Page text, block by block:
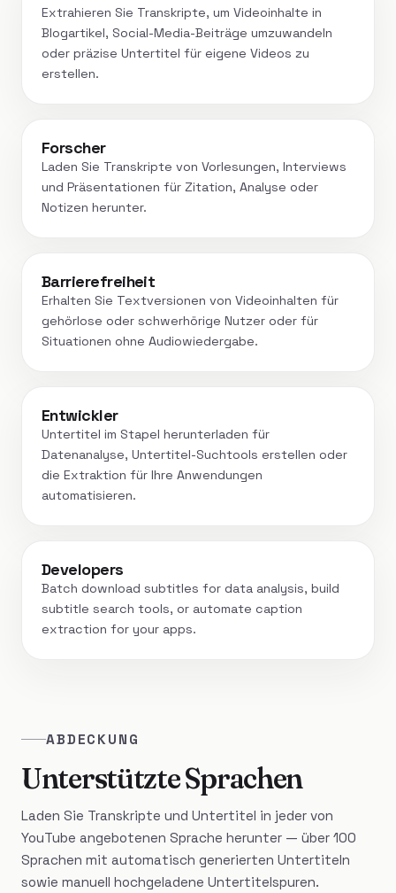
Extrahieren Sie Transkripte, um Videoinhalte in
Blogartikel, Social-Media-Beiträge umzuwandeln
oder präzise Untertitel für eigene Videos zu
erstellen.
Forscher
Laden Sie Transkripte von Vorlesungen, Interviews
und Präsentationen für Zitation, Analyse oder
Notizen herunter.
Barrierefreiheit
Erhalten Sie Textversionen von Videoinhalten für
gehörlose oder schwerhörige Nutzer oder für
Situationen ohne Audiowiedergabe.
Entwickler
Untertitel im Stapel herunterladen für
Datenanalyse, Untertitel-Suchtools erstellen oder
die Extraktion für Ihre Anwendungen
automatisieren.
Developers
Batch download subtitles for data analysis, build
subtitle search tools, or automate caption
extraction for your apps.
ABDECKUNG
Unterstützte Sprachen
Laden Sie Transkripte und Untertitel in jeder von
YouTube angebotenen Sprache herunter — über 100
Sprachen mit automatisch generierten Untertiteln
sowie manuell hochgeladene Untertitelspuren.